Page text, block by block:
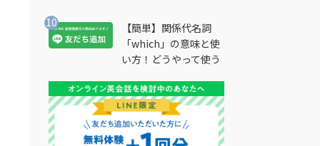
説
【簡単】関係代名詞
「which」の意味と使
い方！どうやって使う